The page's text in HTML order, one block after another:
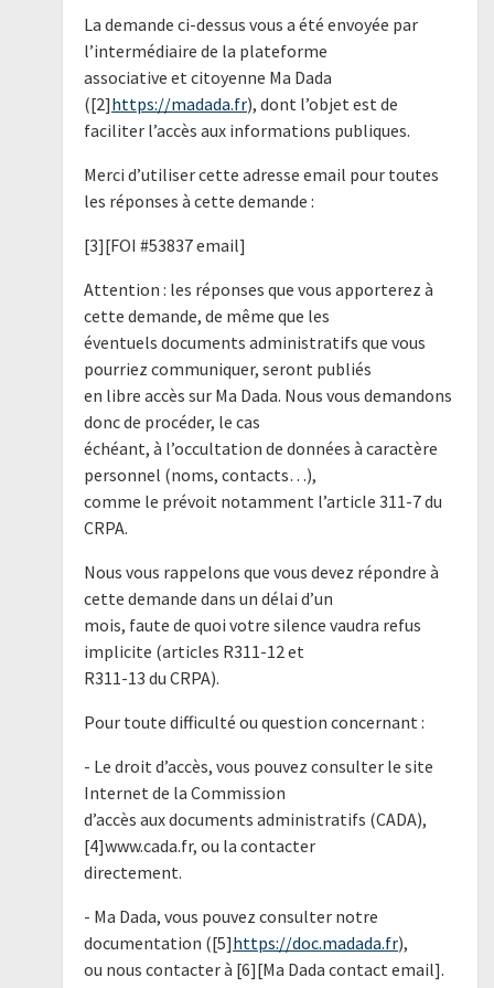
La demande ci-dessus vous a été envoyée par
l’intermédiaire de la plateforme
associative et citoyenne Ma Dada
([2]https://madada.fr), dont l’objet est de
faciliter l’accès aux informations publiques.
Merci d’utiliser cette adresse email pour toutes
les réponses à cette demande :
[3][FOI #53837 email]
Attention : les réponses que vous apporterez à
cette demande, de même que les
éventuels documents administratifs que vous
pourriez communiquer, seront publiés
en libre accès sur Ma Dada. Nous vous demandons
donc de procéder, le cas
échéant, à l’occultation de données à caractère
personnel (noms, contacts…),
comme le prévoit notamment l’article 311-7 du
CRPA.
Nous vous rappelons que vous devez répondre à
cette demande dans un délai d’un
mois, faute de quoi votre silence vaudra refus
implicite (articles R311-12 et
R311-13 du CRPA).
Pour toute difficulté ou question concernant :
- Le droit d’accès, vous pouvez consulter le site
Internet de la Commission
d’accès aux documents administratifs (CADA),
[4]www.cada.fr, ou la contacter
directement.
- Ma Dada, vous pouvez consulter notre
documentation ([5]https://doc.madada.fr),
ou nous contacter à [6][Ma Dada contact email].